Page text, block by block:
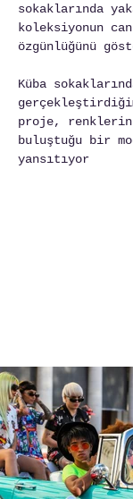
sokaklarında
koleksiyonun
özgünlüğünü
Küba
proje,
buluştuğu bir
yansıtıyor